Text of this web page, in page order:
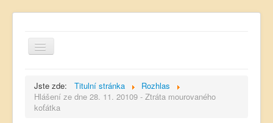
Jste zde: Titulní stránka
Rozhlas
Hlášení ze dne 28. 11. 20109 - Ztráta mourovaného
koťátka